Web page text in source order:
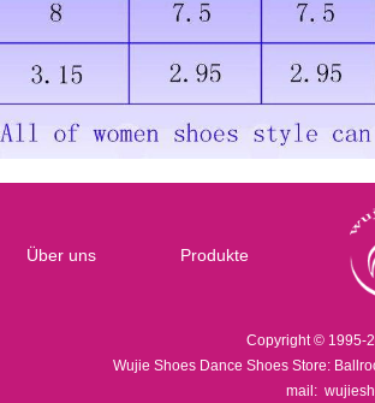
Über uns Produkte
Copyright © 1995-
Wujie Shoes Dance Shoes Store:
mail: